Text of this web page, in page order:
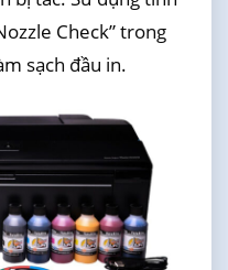
Check” trong
sạch đầu in.